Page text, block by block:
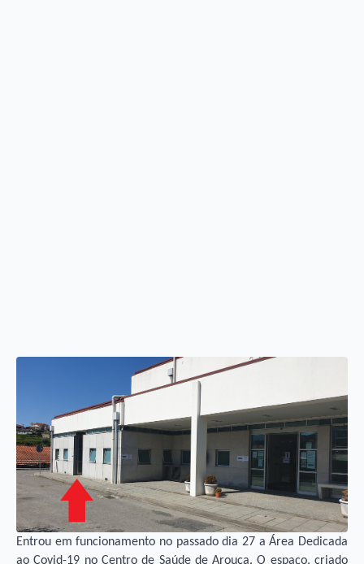
Entrou em funcionamento no passado dia 27 a Área Dedicada
ao Covid-19 no Centro de Saúde de Arouca. O espaço, criado